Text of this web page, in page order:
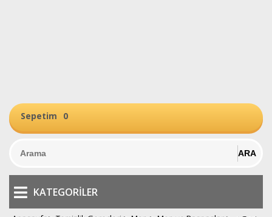
Sepetim 0
KATEGORILER